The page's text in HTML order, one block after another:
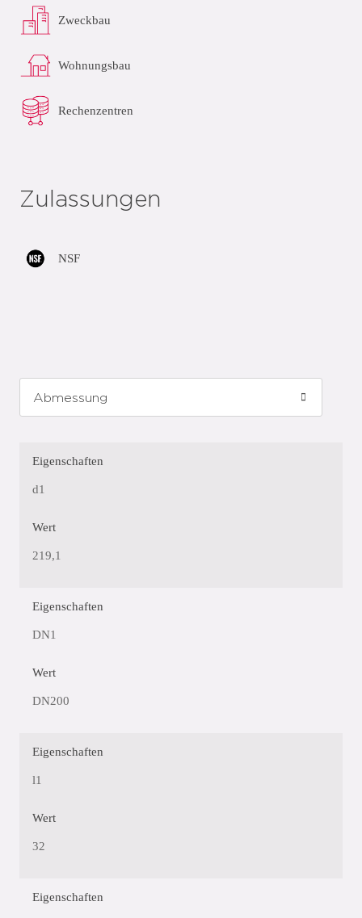
Zweckbau
Wohnungsbau
Rechenzentren
Zulassungen
NSF
Eigenschaften
d1
Wert
219,1
Eigenschaften
DN1
Wert
DN200
Eigenschaften
l1
Wert
32
Eigenschaften